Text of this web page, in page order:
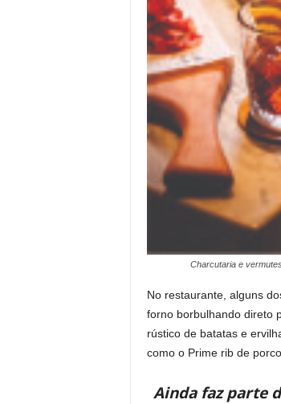
Charcutaria e
No restaurante, alguns
forno borbulhando direto
rústico de batatas e
como o Prime rib de
Ainda faz parte